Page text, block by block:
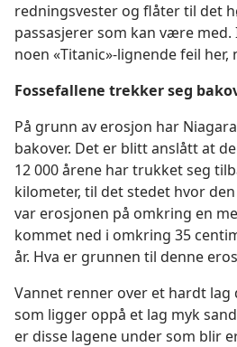
redningsvester og flåter til det
passasjerer som kan være
noen «Titanic»-lignende feil her,
Fossefallene trekker seg
På grunn av erosjon har
bakover. Det er blitt anslått at
12 000 årene har trukket seg
kilometer, til det stedet hvor
var erosjonen på omkring en
kommet ned i omkring 35
år. Hva er grunnen til denne
Vannet renner over et hardt
som ligger oppå et lag myk
er disse lagene under som blir